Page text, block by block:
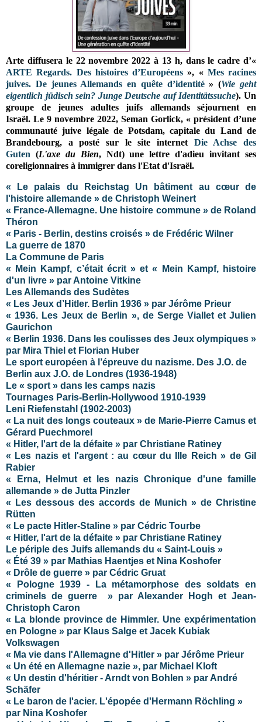
Arte diffusera le 22 novembre 2022 à 13 h, dans le cadre d’«
ARTE Regards. Des histoires d’Européens », « Mes racines
juives. De jeunes Allemands en quête d’identité» (Wie geht
eigentlich jüdisch sein? Junge Deutsche auf Identitätssuche). Un
groupe de jeunes adultes juifs allemands séjournent en
Israël. Le 9 novembre 2022, Seman Gorlick, « président d’une
communauté juive légale de Potsdam, capitale du Land de
Brandebourg, a posté sur le site internet Die Achse des
Guten (L'axe du Bien, Ndt) une lettre d'adieu invitant ses
coreligionnaires à immigrer dans l'Etat d'Israël.
« Le palais du Reichstag Un bâtiment au cœur de
l'histoire allemande » de Christoph Weinert
« France-Allemagne. Une histoire commune » de Roland
Théron
« Paris - Berlin, destins croisés » de Frédéric Wilner
La guerre de 1870
La Commune de Paris
« Mein Kampf, c’était écrit » et « Mein Kampf, histoire
d'un livre » par Antoine Vitkine
Les Allemands des Sudètes
« Les Jeux d’Hitler. Berlin 1936 » par Jérôme Prieur
« 1936. Les Jeux de Berlin », de Serge Viallet et Julien
Gaurichon
« Berlin 1936. Dans les coulisses des Jeux olympiques »
par Mira Thiel et Florian Huber
Le sport européen à l’épreuve du nazisme. Des J.O. de
Berlin aux J.O. de Londres (1936-1948)
Le « sport » dans les camps nazis
Tournages Paris-Berlin-Hollywood 1910-1939
Leni Riefenstahl (1902-2003)
« La nuit des longs couteaux » de Marie-Pierre Camus et
Gérard Puechmorel
« Hitler, l'art de la défaite » par Christiane Ratiney
« Les nazis et l'argent : au cœur du IIIe Reich » de Gil
Rabier
« Erna, Helmut et les nazis Chronique d'une famille
allemande » de Jutta Pinzler
« Les dessous des accords de Munich » de Christine
Rütten
« Le pacte Hitler-Staline » par Cédric Tourbe
« Hitler, l'art de la défaite » par Christiane Ratiney
Le périple des Juifs allemands du « Saint-Louis »
« Été 39 » par Mathias Haentjes et Nina Koshofer
« Drôle de guerre » par Cédric Gruat
« Pologne 1939 - La métamorphose des soldats en
criminels de guerre » par Alexander Hogh et Jean-
Christoph Caron
« La blonde province de Himmler. Une expérimentation
en Pologne » par Klaus Salge et Jacek Kubiak
Volkswagen
« Ma vie dans l'Allemagne d'Hitler » par Jérôme Prieur
« Un été en Allemagne nazie », par Michael Kloft
« Un destin d'héritier - Arndt von Bohlen » par André
Schäfer
« Le baron de l'acier. L'épopée d'Hermann Röchling »
par Nina Koshofer